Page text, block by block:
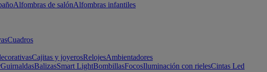
Alfombras de salónAlfombras infantiles
Cuadros
Cajitas y joyerosRelojesAmbientadores
GuirnaldasBalizasSmart LightBombillasFocosIluminación con rielesCintas Led